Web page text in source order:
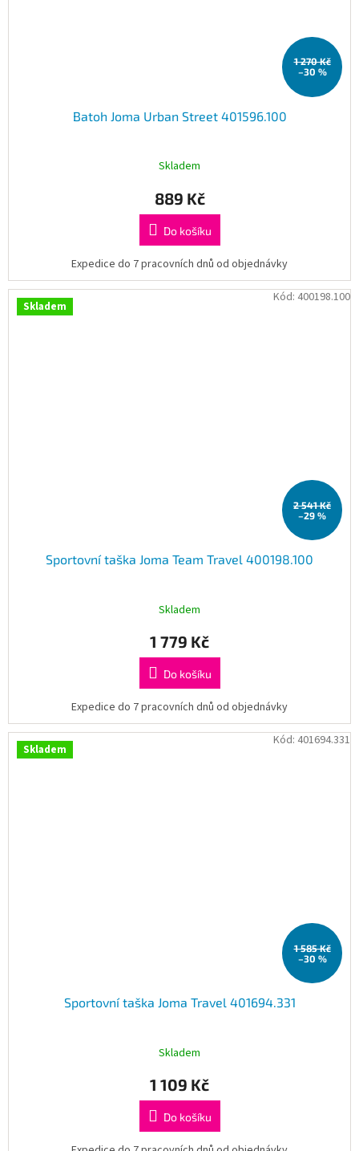
1 270 Kč
–30 %
Batoh Joma Urban Street 401596.100
Skladem
889 Kč
Do košíku
Expedice do 7 pracovních dnů od objednávky
Skladem
2 541 Kč
–29 %
Sportovní taška Joma Team Travel 400198.100
Skladem
1 779 Kč
Do košíku
Expedice do 7 pracovních dnů od objednávky
Kód: 400198.100
Skladem
1 585 Kč
–30 %
Sportovní taška Joma Travel 401694.331
Skladem
1 109 Kč
Do košíku
Kód: 401694.331